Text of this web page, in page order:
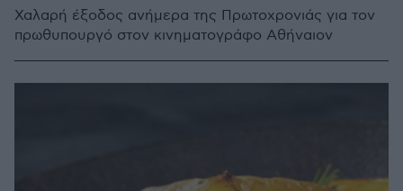
Χαλαρή έξοδος ανήμερα της Πρωτοχρονιάς για τον
πρωθυπουργό στον κινηματογράφο Αθήναιον